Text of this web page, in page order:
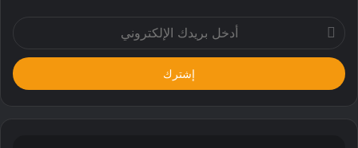
أدخل
بريدك
الإلكتروني